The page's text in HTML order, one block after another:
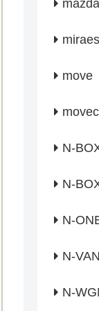
mazda
miraes
move
N-
N-
N-
N-VAN
N-